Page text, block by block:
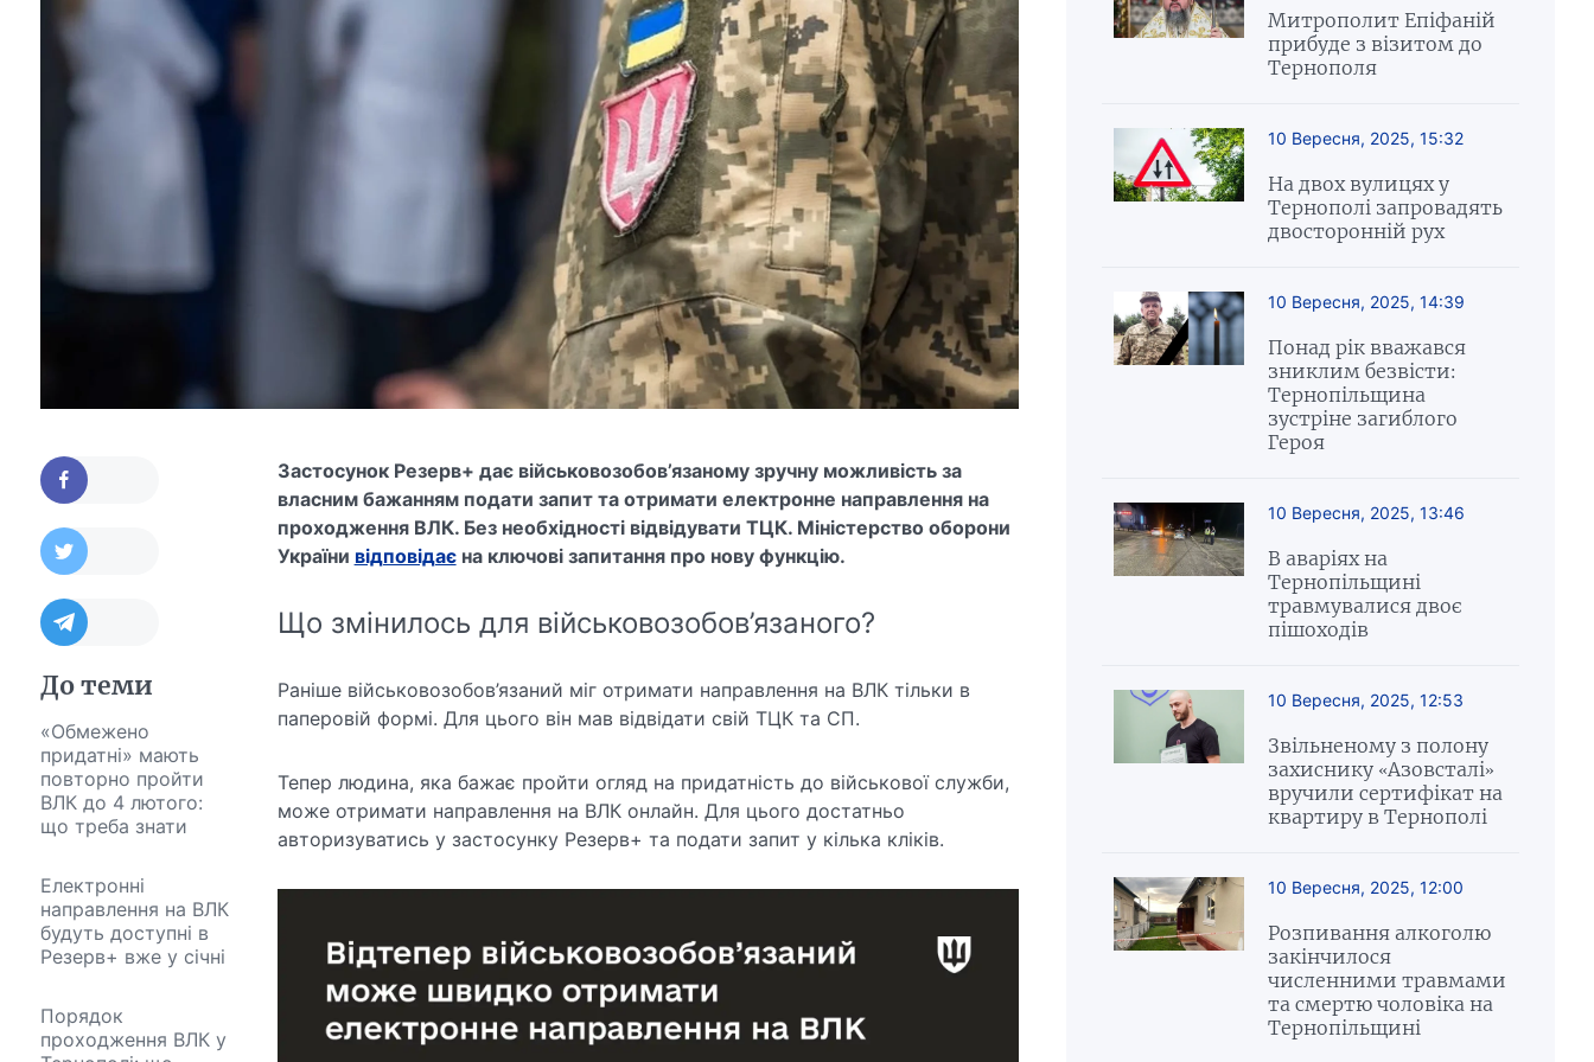
До теми
«Обмежено
придатні» мають
повторно пройти
ВЛК до 4 лютого:
що треба знати
Електронні
направлення на ВЛК
будуть доступні в
Резерв+ вже у січні
Порядок
проходження ВЛК у
Застосунок Резерв+ дає військовозобов’язаному зручну можливість за
власним бажанням подати запит та отримати електронне направлення на
проходження ВЛК. Без необхідності відвідувати ТЦК. Міністерство оборони
України відповідаєна ключові запитання про нову функцію.
Що змінилось для військовозобов’язаного?
Раніше військовозобов’язаний міг отримати направлення на ВЛК тільки в
паперовій формі. Для цього він мав відвідати свій ТЦК та СП.
Тепер людина, яка бажає пройти огляд на придатність до військової служби,
може отримати направлення на ВЛК онлайн. Для цього достатньо
авторизуватись у застосунку Резерв+ та подати запит у кілька кліків.
Митрополит Епіфаній
прибуде з візитом до
Тернополя
10 Вересня, 2025, 15:32
На двох вулицях у
Тернополі запровадять
двосторонній рух
10 Вересня, 2025, 14:39
Понад рік вважався
зниклим безвісти:
Тернопільщина
зустріне загиблого
Героя
10 Вересня, 2025, 13:46
В аваріях на
Тернопільщині
травмувалися двоє
пішоходів
10 Вересня, 2025, 12:53
Звільненому з полону
захиснику «Азовсталі»
вручили сертифікат на
квартиру в Тернополі
10 Вересня, 2025, 12:00
Розпивання алкоголю
закінчилося
численними травмами
та смертю чоловіка на
Тернопільщині